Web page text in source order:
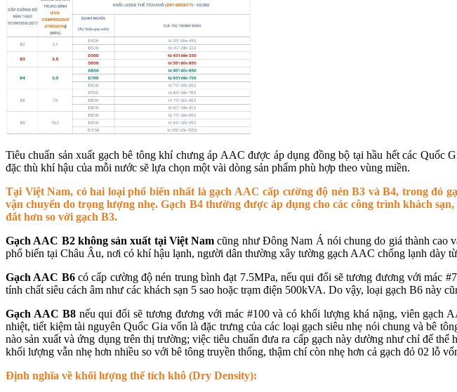
Tiêu chuẩn sản xuất gạch bê tông khí chưng áp AAC được áp dụng đồng bộ tại hầu hết các
đặc thù khí hậu của mỗi nước sẽ lựa chọn một vài dòng sản phẩm phù hợp theo vùng miền.
Tại Việt Nam, có hai loại phổ biến nhất là gạch AAC cấp cường độ nén B3 và B4, trong
vận chuyển do trọng lượng nhẹ. Gạch B4 thường được áp dụng cho các công trình khách
đắt hơn so với gạch B3.
Gạch AAC B2 không sản xuất tại Việt Nam cũng như Đông Nam Á nói chung do giá thành cao
phổ biến tại Châu Âu, nơi có khí hậu lạnh, người dân thường xây tường gạch AAC chống lạnh dày
Gạch AAC B6có cấp cường độ nén trung bình đạt 7.5MPa, nếu qui đổi sẽ tương đương với mác
tính chất siêu cách âm như các khách sạn 5 sao hoặc trạm điện 500kVA. Do vậy, loại gạch B6 này
Gạch AAC B8nếu qui đổi sẽ tương đương với mác #100 và có khối lượng khá nặng, viên gạch
nhiệt, tiết kiệm tài nguyên Quốc Gia vốn là đặc trưng của các loại gạch siêu nhẹ nói chung và bê
nào sản xuất và ứng dụng trên thị trường; việc tiêu chuẩn đưa ra cấp gạch này dường như chỉ để
khối lượng vẫn nhẹ hơn nhiều so với bê tông truyền thống, thậm chí còn nhẹ hơn cả gạch đỏ 02 lỗ
Định nghĩa về khối lượng thể tích khô (Dry Density):